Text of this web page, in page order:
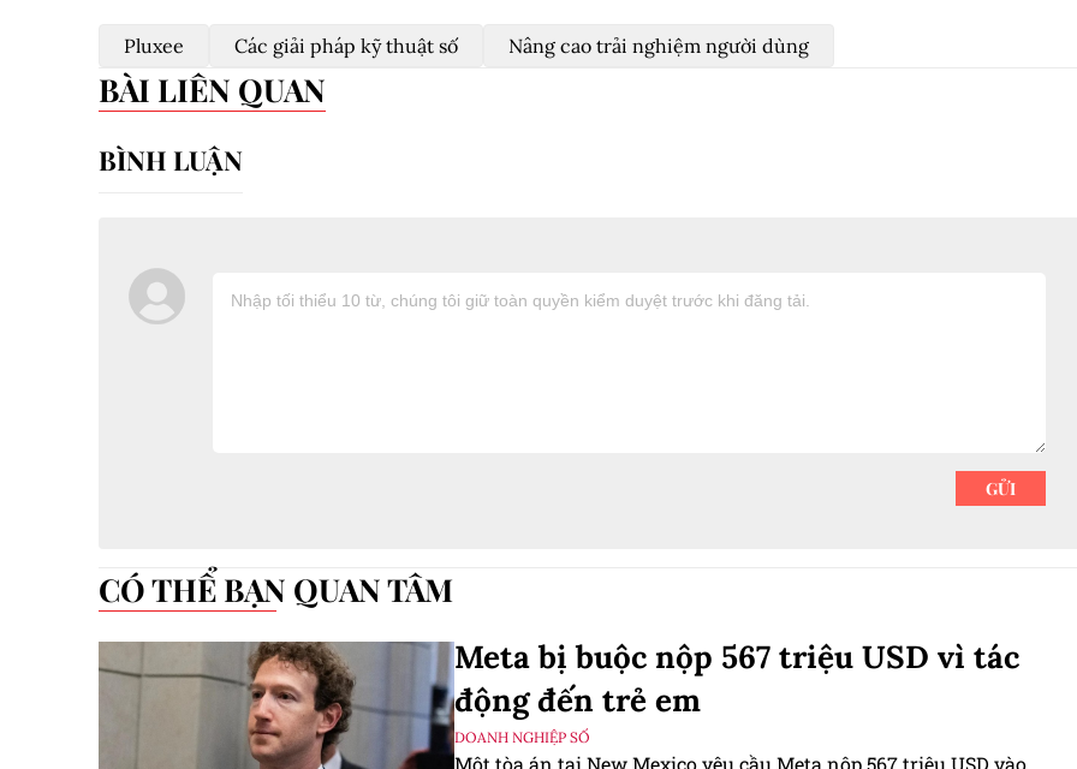
Pluxee Các giải pháp kỹ thuật số Nâng cao trải nghiệm người dùng
BÀI LIÊN QUAN
CÓ THỂ BẠN QUAN TÂM
Meta bị buộc nộp 567 triệu USD vì tác
động đến trẻ em
DOANH NGHIỆP SỐ
Một tòa án tại New Mexico yêu cầu Meta nộp 567 triệu USD vào